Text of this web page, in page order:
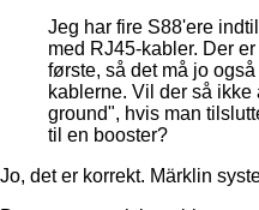
Jeg har fire S88'ere
med RJ45-kabler. Der
første, så det må jo
kablerne. Vil der så
ground", hvis man
til en booster?
Jo, det er korrekt. Märklin